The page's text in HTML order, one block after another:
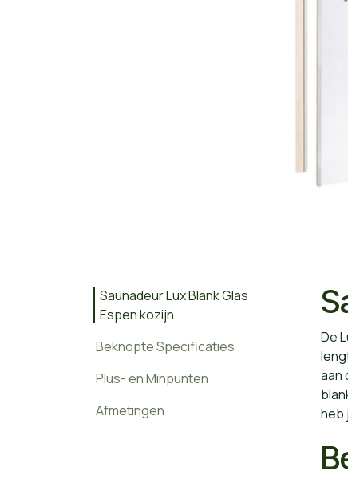
Saunadeur Lux Blank Glas
Espen kozijn
Beknopte Specificaties
Plus- en Minpunten
Afmetingen
De
aan
heb